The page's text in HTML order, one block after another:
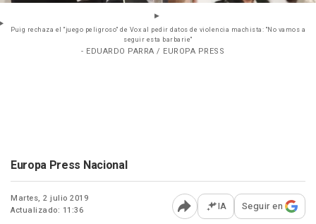
Puig rechaza el "juego peligroso" de Vox al pedir datos de violencia machista: "No vamos a
seguir esta barbarie"
- EDUARDO PARRA / EUROPA PRESS
Europa Press Nacional
Martes, 2 julio 2019
Actualizado: 11:36
Abrir opciones para
IA Seguir en